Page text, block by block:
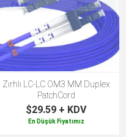
Zırhlı LC-LC OM3 MM Duplex
PatchCord
$29.59 + KDV
En Düşük Fiyatımız